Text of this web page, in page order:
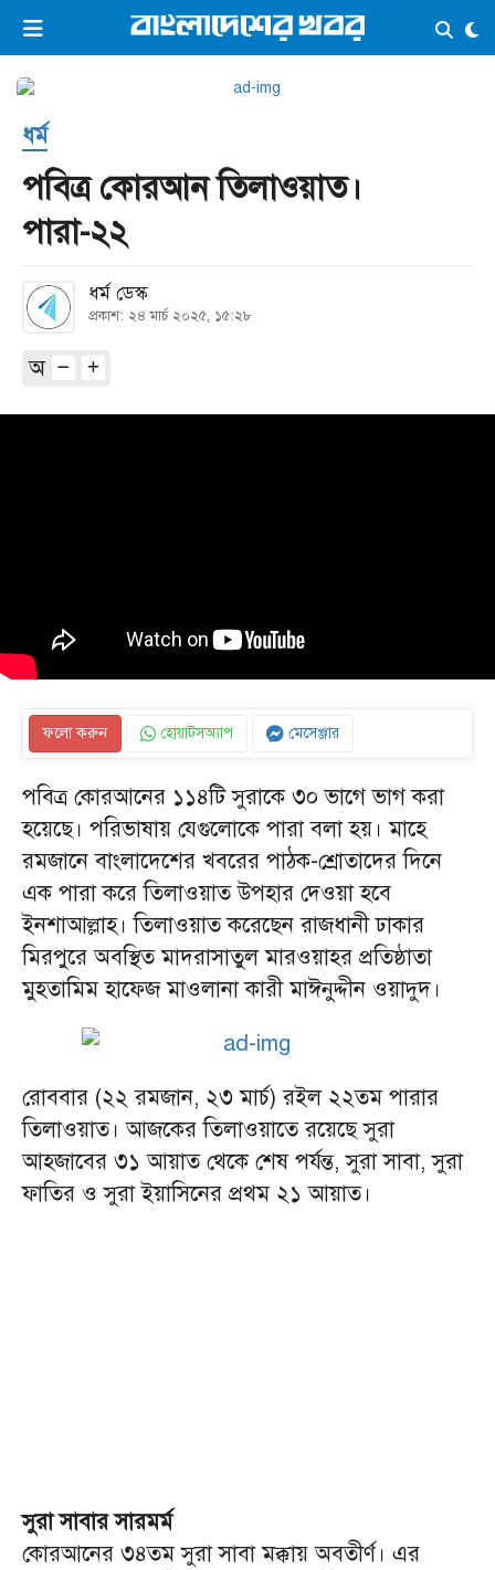
ভিডিও ই-পেপার লগইন ×
প্রচ্ছদ
সর্বশেষ
সব বিভাগ
কনভার্টার
ধর্ম
পবিত্র কোরআন তিলাওয়াত।
পারা-২২
ধর্ম ডেস্ক
প্রকাশ: ২৪ মার্চ ২০২৫, ১৫:২৮
অ
ফলো করুন হোয়াটসঅ্যাপ মেসেঞ্জার
পবিত্র কোরআনের ১১৪টি সুরাকে ৩০ ভাগে ভাগ করা
হয়েছে। পরিভাষায় যেগুলোকে পারা বলা হয়। মাহে
রমজানে বাংলাদেশের খবরের পাঠক-শ্রোতাদের দিনে
এক পারা করে তিলাওয়াত উপহার দেওয়া হবে
ইনশাআল্লাহ। তিলাওয়াত করেছেন রাজধানী ঢাকার
মিরপুরে অবস্থিত মাদরাসাতুল মারওয়াহর প্রতিষ্ঠাতা
মুহতামিম হাফেজ মাওলানা কারী মাঈনুদ্দীন ওয়াদুদ।
রোববার (২২ রমজান, ২৩ মার্চ) রইল ২২তম পারার
তিলাওয়াত। আজকের তিলাওয়াতে রয়েছে সুরা
আহজাবের ৩১ আয়াত থেকে শেষ পর্যন্ত, সুরা সাবা, সুরা
ফাতির ও সুরা ইয়াসিনের প্রথম ২১ আয়াত।
সুরা সাবার সারমর্ম
কোরআনের ৩৪তম সুরা সাবা মক্কায় অবতীর্ণ। এর